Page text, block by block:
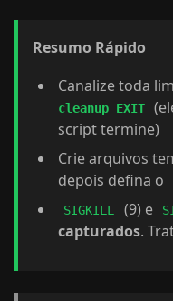
Resumo Rápido
Canalize toda
cleanup EXIT
script termine)
Crie arquivos
depois defina o
SIGKILL (9) e
capturados.